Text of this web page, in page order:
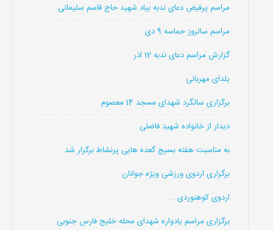
مراسم پرفیض دعای ندبه بیاد شهید حاج قاسم سلیمانی
مراسم سالروز حماسه 9 دی
گزارش مراسم دعای ندبه 12 اذر
یلدای مهربانی
برگزاری سالگرد شهدای مسجد 14 معصوم
دیدار از خانواده شهید فاضلی
به مناسبت هفته بسیج گعده هایی پرنشاط برگزار شد
برگزاری اردوی ورزشی ویژه جوانان
اردوی کوهنوردی …
برگزاری مراسم یادواره شهدای محله خلیج فارس جنوبی